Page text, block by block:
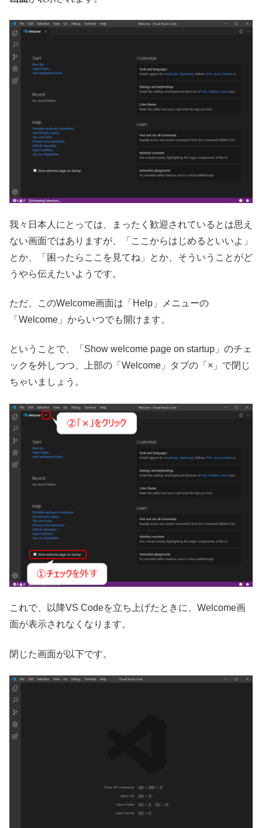
我々日本人にとっては、まったく歓迎されているとは思え
ない画面ではありますが、「ここからはじめるといいよ」
とか、「困ったらここを見てね」とか、そういうことがど
うやら伝えたいようです。
ただ、このWelcome画面は「Help」メニューの
「Welcome」からいつでも開けます。
ということで、「Show welcome page on startup」のチェ
ックを外しつつ、上部の「Welcome」タブの「×」で閉じ
ちゃいましょう。
これで、以降VS Codeを立ち上げたときに、Welcome画
面が表示されなくなります。
閉じた画面が以下です。